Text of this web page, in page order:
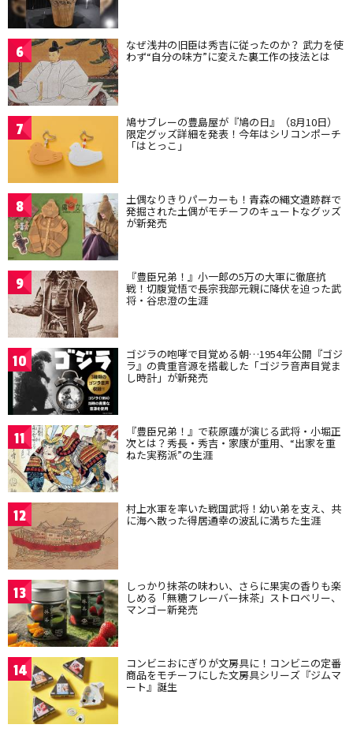
6 なぜ浅井の旧臣は秀吉に従ったのか？ 武力を使
わず“自分の味方”に変えた裏工作の技法とは
7 鳩サブレーの豊島屋が『鳩の日』（8月10日）
限定グッズ詳細を発表！今年はシリコンポーチ
「はとっこ」
8 土偶なりきりパーカーも！青森の縄文遺跡群で
発掘された土偶がモチーフのキュートなグッズ
が新発売
9 『豊臣兄弟！』小一郎の5万の大軍に徹底抗
戦！切腹覚悟で長宗我部元親に降伏を迫った武
将・谷忠澄の生涯
10 ゴジラの咆哮で目覚める朝…1954年公開『ゴジ
ラ』の貴重音源を搭載した「ゴジラ音声目覚ま
し時計」が新発売
11 『豊臣兄弟！』で萩原護が演じる武将・小堀正
次とは？秀長・秀吉・家康が重用、“出家を重
ねた実務派”の生涯
12 村上水軍を率いた戦国武将！幼い弟を支え、共
に海へ散った得居通幸の波乱に満ちた生涯
13 しっかり抹茶の味わい、さらに果実の香りも楽
しめる「無糖フレーバー抹茶」ストロベリー、
マンゴー新発売
14 コンビニおにぎりが文房具に！コンビニの定番
商品をモチーフにした文房具シリーズ『ジムマ
ート』誕生